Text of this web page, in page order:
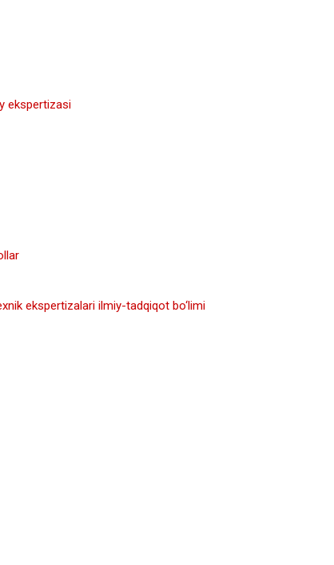
ekspertizasi
ekspertizalari ilmiy-tadqiqot bo‘limi